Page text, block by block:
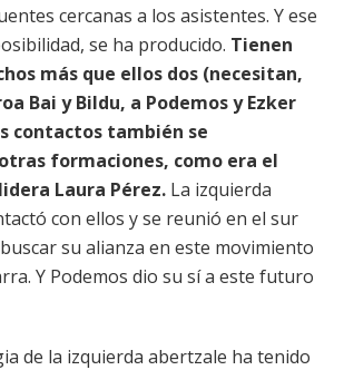
cercanas a los asistentes. Y ese
se ha producido. Tienen
más que ellos dos (necesitan,
Bai y Bildu, a Podemos y Ezker
contactos también se
formaciones, como era el
Laura Pérez. La izquierda
con ellos y se reunió en el sur
su alianza en este movimiento
Y Podemos dio su sí a este futuro
de la izquierda abertzale ha tenido